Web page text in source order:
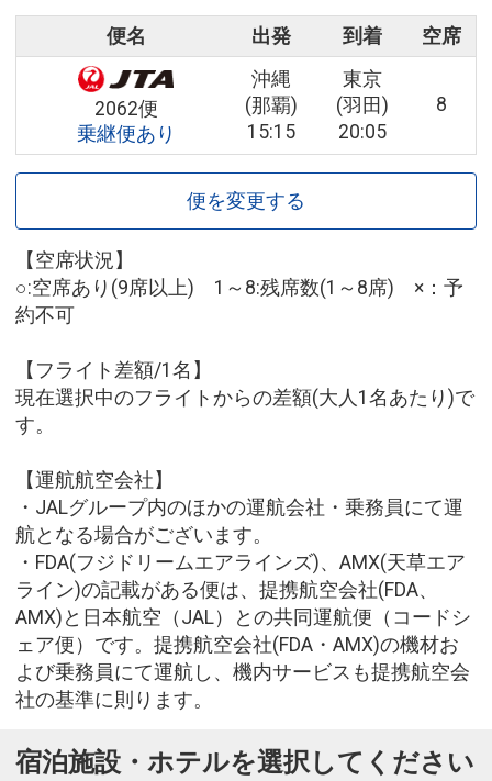
便名 出発 到着 空席
2062便
乗継便あり
沖縄
(那覇)
15:15
東京
(羽田)
20:05
8
便を変更する
【空席状況】
○:空席あり(9席以上) 1～8:残席数(1～8席) ×：予
約不可
【フライト差額/1名】
現在選択中のフライトからの差額(大人1名あたり)で
す。
【運航航空会社】
・JALグループ内のほかの運航会社・乗務員にて運
航となる場合がございます。
・FDA(フジドリームエアラインズ)、AMX(天草エア
ライン)の記載がある便は、提携航空会社(FDA、
AMX)と日本航空（JAL）との共同運航便（コードシ
ェア便）です。提携航空会社(FDA・AMX)の機材お
よび乗務員にて運航し、機内サービスも提携航空会
社の基準に則ります。
宿泊施設・ホテルを選択してください